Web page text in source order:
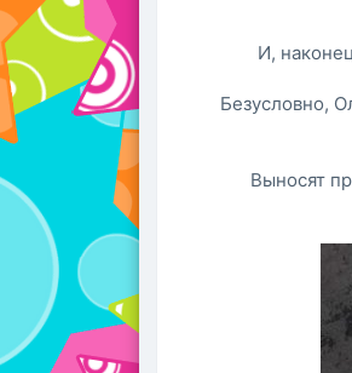
И,
Безусловно,
Выносят